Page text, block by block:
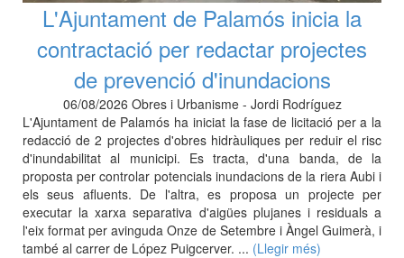
L'Ajuntament de Palamós inicia la
contractació per redactar projectes
de prevenció d'inundacions
06/08/2026 Obres i Urbanisme - Jordi Rodríguez
L'Ajuntament de Palamós ha iniciat la fase de licitació per a la
redacció de 2 projectes d'obres hidràuliques per reduir el risc
d'inundabilitat al municipi. Es tracta, d'una banda, de la
proposta per controlar potencials inundacions de la riera Aubi i
els seus afluents. De l'altra, es proposa un projecte per
executar la xarxa separativa d'aigües plujanes i residuals a
l'eix format per avinguda Onze de Setembre i Àngel Guimerà, i
també al carrer de López Puigcerver. ... (Llegir més)